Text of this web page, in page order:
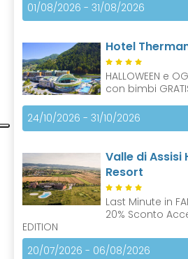
01/08/2026 - 31/08/2026
Hotel
HALLOWEEN e
con bimbi
24/10/2026 - 31/10/2026
Valle di Assisi
Resort
Last Minute in
20% Sconto
EDITION
20/07/2026 - 06/08/2026